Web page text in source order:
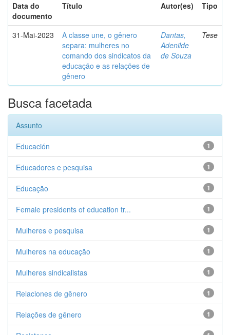
Data do
documento
Título Autor(es) Tipo
31-Mai-2023
A classe une, o gênero
separa: mulheres no
comando dos sindicatos da
educação e as relações de
gênero
Dantas,
Adenilde
de Souza
Tese
Busca facetada
Assunto
1
Educación
1
Educadores e pesquisa
1
Educação
1
Female presidents of education tr...
1
Mulheres e pesquisa
1
Mulheres na educação
1
Mulheres sindicalistas
1
Relaciones de gênero
1
Relações de gênero